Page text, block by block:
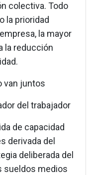
colectiva. Todo
la prioridad
la mayor
la reducción
van juntos
del trabajador
de capacidad
derivada del
deliberada del
sueldos medios